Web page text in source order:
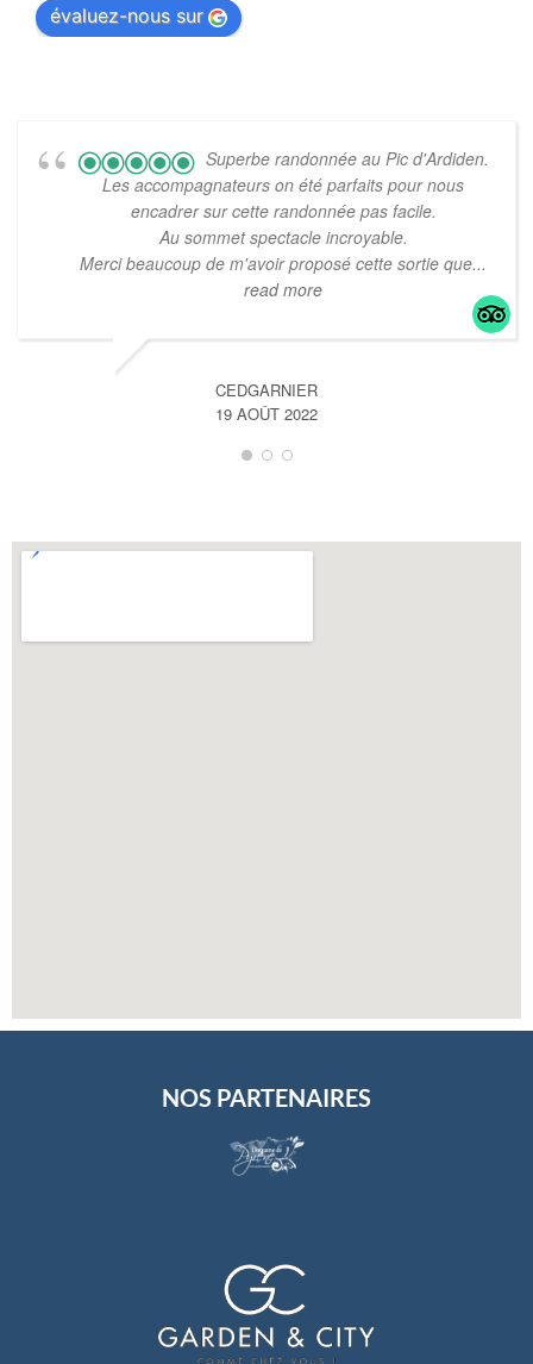
évaluez-nous sur
Superbe randonnée au Pic d'Ardiden.
Les accompagnateurs on été parfaits pour nous
encadrer sur cette randonnée pas facile.
Au sommet spectacle incroyable.
Merci beaucoup de m'avoir proposé cette sortie que...
read more
CEDGARNIER
19 AOÛT 2022
NOS PARTENAIRES